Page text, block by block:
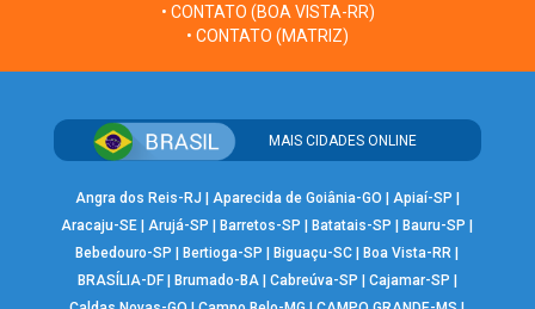
• CONTATO (BOA VISTA-RR)
• CONTATO (MATRIZ)
MAIS CIDADES ONLINE
Angra dos Reis-RJ Aparecida de Goiânia-GO Apiaí-SP
Aracaju-SE |Arujá-SP Barretos-SP Batatais-SP Bauru-SP
Bebedouro-SP
Bertioga-SP Biguaçu-SC Boa Vista-RR
BRASÍLIA-DF| Brumado-BA| Cabreúva-SP Cajamar-SP